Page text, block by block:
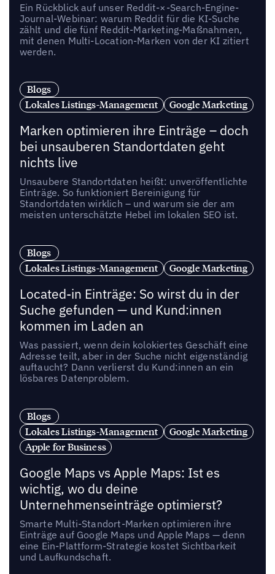
Ein Rückblick auf unser Reddit-×-Search-Engine-
Journal-Webinar: warum Reddit für die KI-Suche
zählt und die fünf Reddit-Marketing-Maßnahmen,
mit denen Multi-Location-Marken von der KI zitiert
werden.
Blogs
Lokales Listings-Management
Google Marketing
Marken optimieren ihre Einträge – doch
bei unsauberen Standortdaten geht
nichts live
Unsaubere Standortdaten heißt: unveröffentlichte
Einträge. So funktioniert Bereinigung für
Standortdaten wirklich – und warum sie der am
meisten unterschätzte Hebel im lokalen SEO ist.
Blogs
Lokales Listings-Management
Google Marketing
Located-in Einträge: So wirst du in der
Suche gefunden — und Kund:innen
kommen im Laden an
Was passiert, wenn dein kolokiertes Geschäft eine
Adresse teilt, aber in der Suche nicht eigenständig
auftaucht? Dann verlierst du Kund:innen an ein
lösbares Datenproblem.
Blogs
Lokales Listings-Management
Google Marketing
Apple for Business
Google Maps vs Apple Maps: Ist es
wichtig, wo du deine
Unternehmenseinträge optimierst?
Smarte Multi-Standort-Marken optimieren ihre
Einträge auf Google Maps und Apple Maps — denn
eine Ein-Plattform-Strategie kostet Sichtbarkeit
und Laufkundschaft.